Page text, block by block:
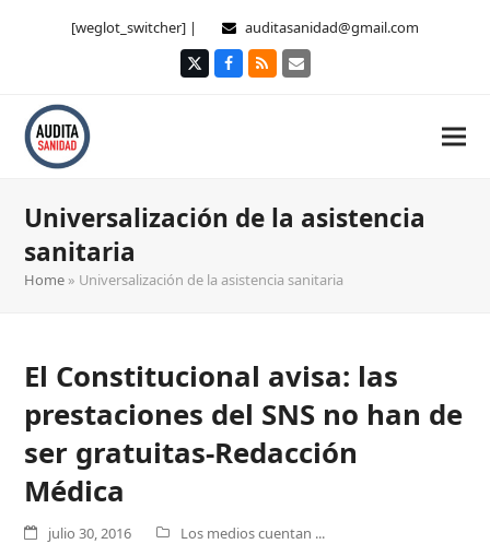
[weglot_switcher] | auditasanidad@gmail.com
TwitterFacebook
RSS Correo
Universalización de la asistencia
sanitaria
Home » Universalización de la asistencia sanitaria
El Constitucional avisa: las
prestaciones del SNS no han de
ser gratuitas-Redacción
Médica
julio 30, 2016
Los medios cuentan ...